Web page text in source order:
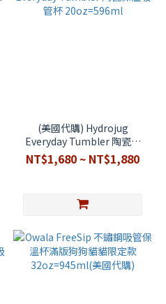
(美國代購) Hydrojug
Everyday Tumbler 陶瓷保
溫吸管杯 20oz=596ml
NT$1,680 ~ NT$1,880